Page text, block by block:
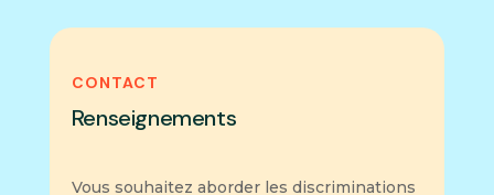
CONTACT
Renseignements
Vous souhaitez aborder les discriminations